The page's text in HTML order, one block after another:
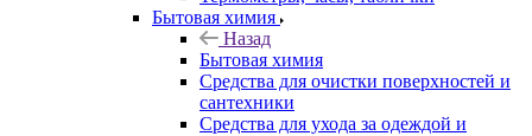
Бытовая химия
Назад
Бытовая химия
Средства для очистки поверхностей и
сантехники
Средства для ухода за одеждой и